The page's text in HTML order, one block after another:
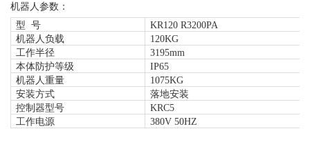
机器人 参数：
型 号
KR120 R3200PA
机器人负载
120KG
工作半径
3195mm
本体防护等级
IP65
机器人重量
1075KG
安装方式
落地安装
控制器型号
KRC5
工作电源
380V 50HZ